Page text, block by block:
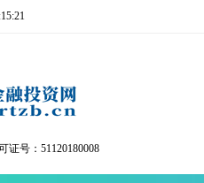
证号：51120180008